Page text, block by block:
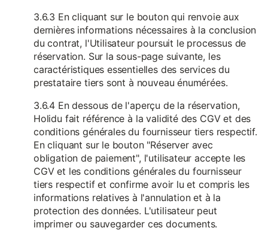
3.6.3 En cliquant sur le bouton qui renvoie aux
dernières informations nécessaires à la conclusion
du contrat, l'Utilisateur poursuit le processus de
réservation. Sur la sous-page suivante, les
caractéristiques essentielles des services du
prestataire tiers sont à nouveau énumérées.
3.6.4 En dessous de l'aperçu de la réservation,
Holidu fait référence à la validité des CGV et des
conditions générales du fournisseur tiers respectif.
En cliquant sur le bouton "Réserver avec
obligation de paiement", l'utilisateur accepte les
CGV et les conditions générales du fournisseur
tiers respectif et confirme avoir lu et compris les
informations relatives à l'annulation et à la
protection des données. L'utilisateur peut
imprimer ou sauvegarder ces documents.